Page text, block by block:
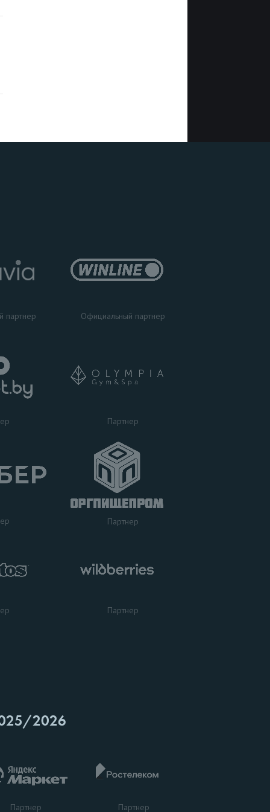
партнер Официальный партнер
Партнер
Партнер
Партнер
2026
Партнер Партнер